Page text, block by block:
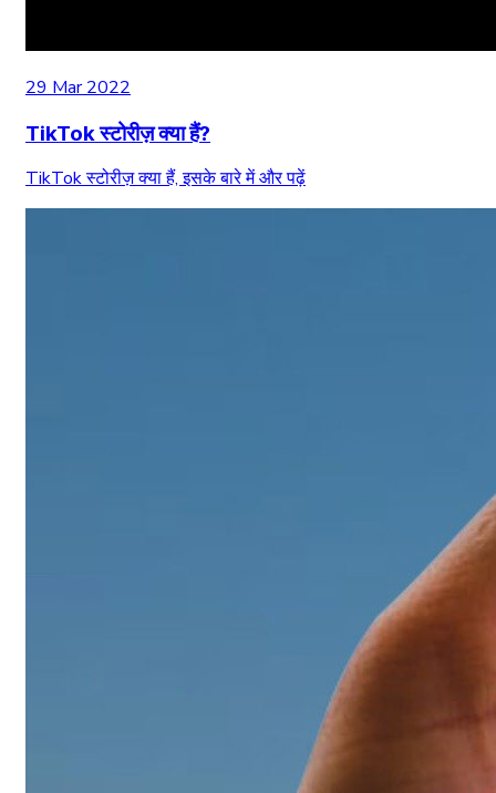
29 Mar 2022
TikTok स्टोरीज़ क्या हैं?
TikTok स्टोरीज़ क्या हैं, इसके बारे में और पढ़ें